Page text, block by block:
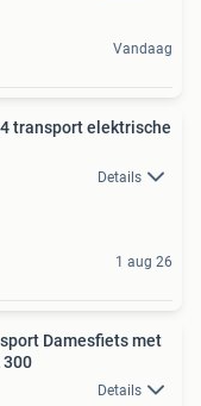
Vandaag
transport elektrische
Details
1 aug 26
Damesfiets met
300
Details